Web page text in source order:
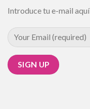
Introduce tu e-mail aquí